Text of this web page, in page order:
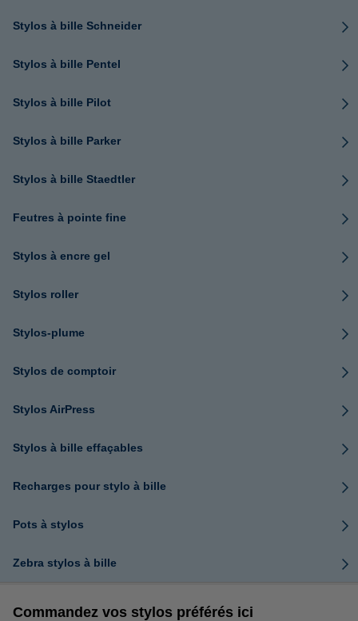
Stylos à bille Schneider
Stylos à bille Pentel
Stylos à bille Pilot
Stylos à bille Parker
Stylos à bille Staedtler
Feutres à pointe fine
Stylos à encre gel
Stylos roller
Stylos-plume
Stylos de comptoir
Stylos AirPress
Stylos à bille effaçables
Recharges pour stylo à bille
Pots à stylos
Zebra stylos à bille
Commandez vos stylos préférés ici